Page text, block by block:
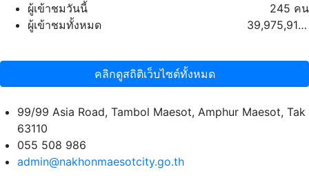
ผู้เข้าชมวันนี้
245 คน
ผู้เข้าชมทั้งหมด
39,975,917 คน
คลิกดูสถิติเว็บไซต์ทั้งหมด
99/99 Asia Road, Tambol Maesot, Amphur Maesot, Tak
63110
055 508 986
admin@nakhonmaesotcity.go.th